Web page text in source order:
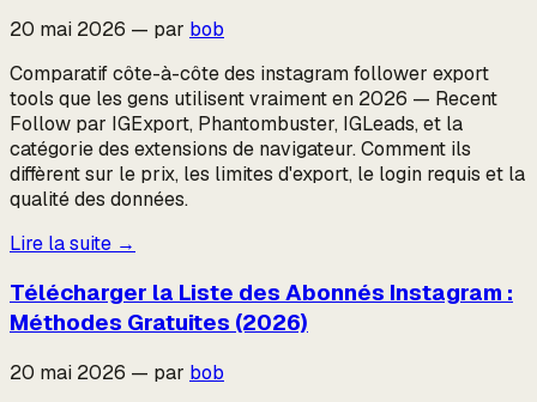
20 mai 2026 — par bob
Comparatif côte-à-côte des instagram follower export
tools que les gens utilisent vraiment en 2026 — Recent
Follow par IGExport, Phantombuster, IGLeads, et la
catégorie des extensions de navigateur. Comment ils
diffèrent sur le prix, les limites d'export, le login requis et la
qualité des données.
Lire la suite →
Télécharger la Liste des Abonnés Instagram :
Méthodes Gratuites (2026)
20 mai 2026 — par bob